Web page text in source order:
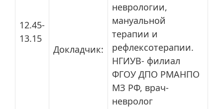
12.45-
13.15
Докладчик:
неврологии,
мануальной
терапии и
рефлексотерапии.
НГИУВ- филиал
ФГОУ ДПО РМАНПО
МЗ РФ, врач-
невролог